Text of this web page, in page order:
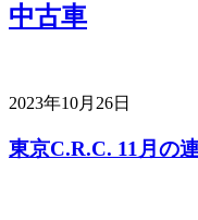
中古車
2023年10月26日
東京C.R.C. 11月の